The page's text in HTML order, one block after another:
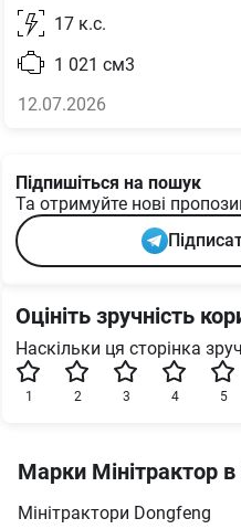
17 к.с.
1 021 см3
12.07.2026
Підпишіться на пошук
Та отримуйте нові
Оцініть зручність
Наскільки ця сторінка
5
4
3
2
1
Марки Мінітрактор
Мінітрактори Dongfeng